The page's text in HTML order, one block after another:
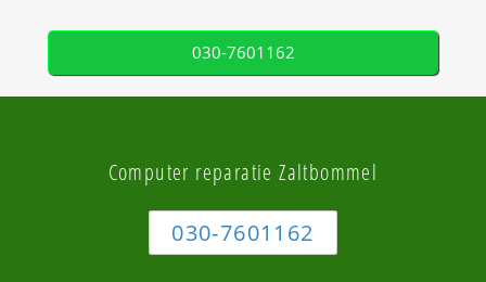
030-7601162
Computer reparatie Zaltbommel
030-7601162